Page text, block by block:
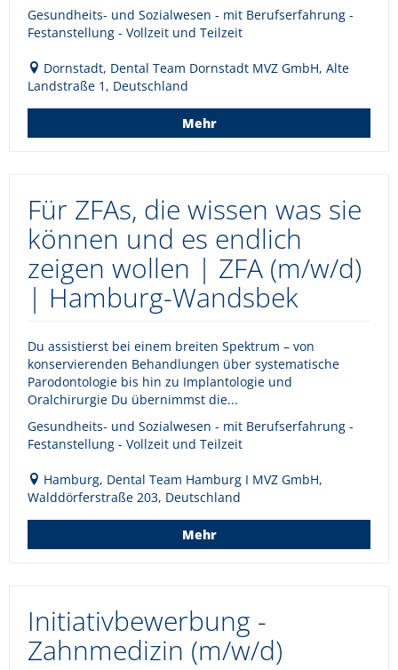
Gesundheits- und Sozialwesen - mit Berufserfahrung -
Festanstellung - Vollzeit und Teilzeit
Dornstadt, Dental Team Dornstadt MVZ GmbH, Alte
Landstraße 1, Deutschland
Mehr
Für ZFAs, die wissen was sie
können und es endlich
zeigen wollen | ZFA (m/w/d)
| Hamburg-Wandsbek
Du assistierst bei einem breiten Spektrum – von
konservierenden Behandlungen über systematische
Parodontologie bis hin zu Implantologie und
Oralchirurgie Du übernimmst die...
Gesundheits- und Sozialwesen - mit Berufserfahrung -
Festanstellung - Vollzeit und Teilzeit
Hamburg, Dental Team Hamburg I MVZ GmbH,
Walddörferstraße 203, Deutschland
Mehr
Initiativbewerbung -
Zahnmedizin (m/w/d)